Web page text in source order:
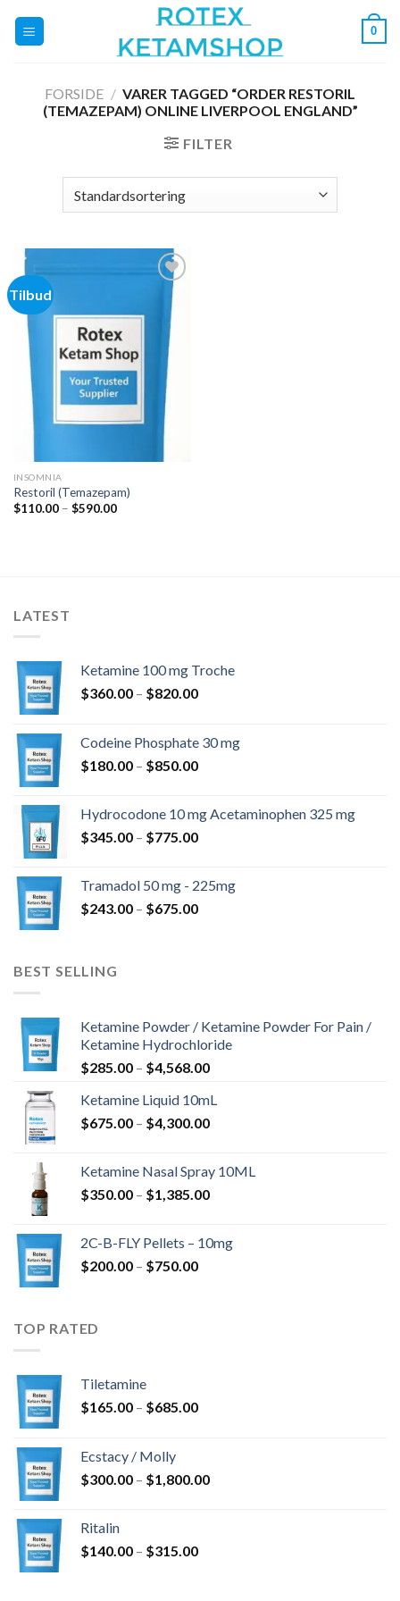
0
FORSIDE / VARER TAGGED “ORDER RESTORIL
(TEMAZEPAM) ONLINE LIVERPOOL ENGLAND”
FILTER
Tilbud
Add to
wishlist
INSOMNIA
Restoril (Temazepam)
$110.00 – $590.00Prisinterval:
LATEST
Ketamine 100 mg Troche
$360.00 – $820.00Prisinterval:
$820.00
Codeine Phosphate 30 mg
$180.00 – $850.00Prisinterval:
$850.00
Hydrocodone 10 mg Acetaminophen 325 mg
$345.00 – $775.00Prisinterval:
$775.00
Tramadol 50 mg - 225mg
$243.00 – $675.00Prisinterval:
BEST SELLING
Ketamine Powder / Ketamine Powder For Pain /
Ketamine Hydrochloride
$285.00 – $4,568.00Prisinterval:
til
$4,568.00
Ketamine Liquid 10mL
$675.00 – $4,300.00Prisinterval:
$4,300.00
Ketamine Nasal Spray 10ML
$350.00 – $1,385.00Prisinterval:
$1,385.00
2C-B-FLY Pellets – 10mg
$200.00 – $750.00Prisinterval:
TOP RATED
Tiletamine
$165.00 – $685.00Prisinterval:
Ecstacy / Molly
$300.00 – $1,800.00Prisinterval:
Ritalin
$140.00 – $315.00Prisinterval: